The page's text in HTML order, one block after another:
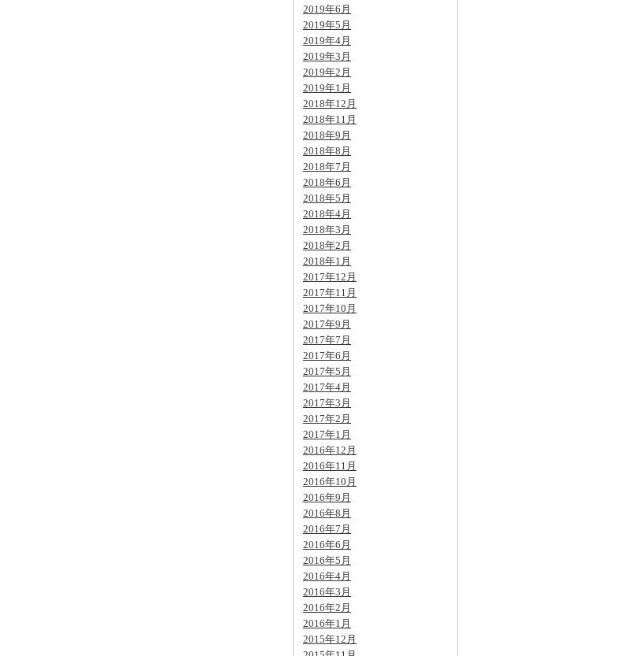
2019年6月
2019年5月
2019年4月
2019年3月
2019年2月
2019年1月
2018年12月
2018年11月
2018年9月
2018年8月
2018年7月
2018年6月
2018年5月
2018年4月
2018年3月
2018年2月
2018年1月
2017年12月
2017年11月
2017年10月
2017年9月
2017年7月
2017年6月
2017年5月
2017年4月
2017年3月
2017年2月
2017年1月
2016年12月
2016年11月
2016年10月
2016年9月
2016年8月
2016年7月
2016年6月
2016年5月
2016年4月
2016年3月
2016年2月
2016年1月
2015年12月